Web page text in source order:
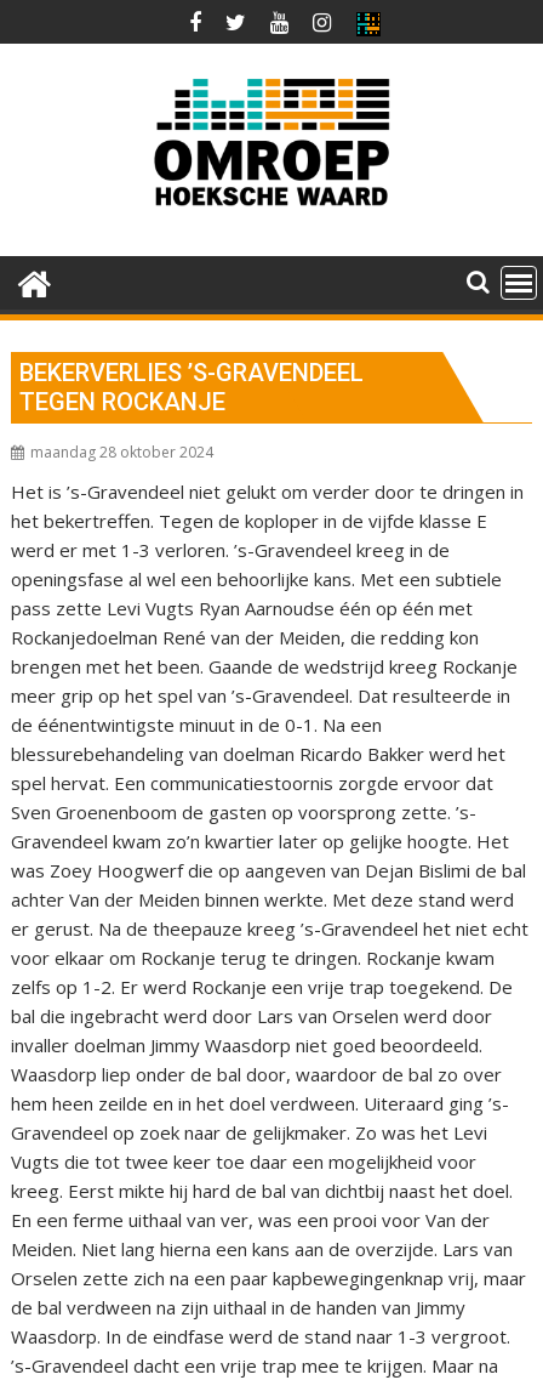
naar
BEKERVERLIES ’S-GRAVENDEEL
TEGEN ROCKANJE
maandag 28 oktober 2024
Het is ’s-Gravendeel niet gelukt om verder door te dringen in
het bekertreffen. Tegen de koploper in de vijfde klasse E
werd er met 1-3 verloren. ’s-Gravendeel kreeg in de
openingsfase al wel een behoorlijke kans. Met een subtiele
pass zette Levi Vugts Ryan Aarnoudse één op één met
Rockanjedoelman René van der Meiden, die redding kon
brengen met het been. Gaande de wedstrijd kreeg Rockanje
meer grip op het spel van ’s-Gravendeel. Dat resulteerde in
de éénentwintigste minuut in de 0-1. Na een
blessurebehandeling van doelman Ricardo Bakker werd het
spel hervat. Een communicatiestoornis zorgde ervoor dat
Sven Groenenboom de gasten op voorsprong zette. ’s-
Gravendeel kwam zo’n kwartier later op gelijke hoogte. Het
was Zoey Hoogwerf die op aangeven van Dejan Bislimi de bal
achter Van der Meiden binnen werkte. Met deze stand werd
er gerust. Na de theepauze kreeg ’s-Gravendeel het niet echt
voor elkaar om Rockanje terug te dringen. Rockanje kwam
zelfs op 1-2. Er werd Rockanje een vrije trap toegekend. De
bal die ingebracht werd door Lars van Orselen werd door
invaller doelman Jimmy Waasdorp niet goed beoordeeld.
Waasdorp liep onder de bal door, waardoor de bal zo over
hem heen zeilde en in het doel verdween. Uiteraard ging ’s-
Gravendeel op zoek naar de gelijkmaker. Zo was het Levi
Vugts die tot twee keer toe daar een mogelijkheid voor
kreeg. Eerst mikte hij hard de bal van dichtbij naast het doel.
En een ferme uithaal van ver, was een prooi voor Van der
Meiden. Niet lang hierna een kans aan de overzijde. Lars van
Orselen zette zich na een paar kapbewegingenknap vrij, maar
de bal verdween na zijn uithaal in de handen van Jimmy
Waasdorp. In de eindfase werd de stand naar 1-3 vergroot.
’s-Gravendeel dacht een vrije trap mee te krijgen. Maar na